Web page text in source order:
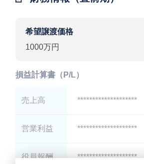
希望譲渡価格
1000万円
損益計算書（P/L）
売上高 ********************
営業利益 ********************
役員報酬 ********************